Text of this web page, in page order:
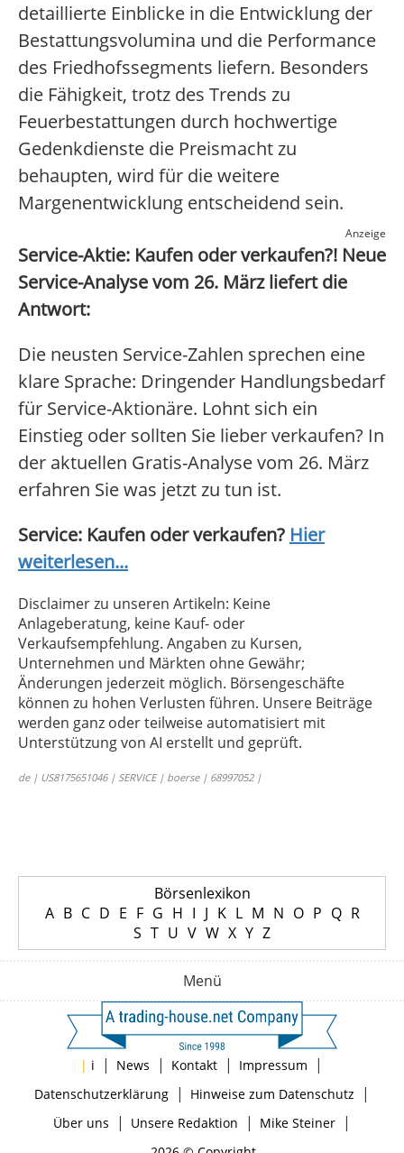
detaillierte Einblicke in die Entwicklung der
Bestattungsvolumina und die Performance
des Friedhofssegments liefern. Besonders
die Fähigkeit, trotz des Trends zu
Feuerbestattungen durch hochwertige
Gedenkdienste die Preismacht zu
behaupten, wird für die weitere
Margenentwicklung entscheidend sein.
Anzeige
Service-Aktie: Kaufen oder verkaufen?! Neue
Service-Analyse vom 26. März liefert die
Antwort:
Die neusten Service-Zahlen sprechen eine
klare Sprache: Dringender Handlungsbedarf
für Service-Aktionäre. Lohnt sich ein
Einstieg oder sollten Sie lieber verkaufen? In
der aktuellen Gratis-Analyse vom 26. März
erfahren Sie was jetzt zu tun ist.
Service: Kaufen oder verkaufen? Hier
weiterlesen...
Disclaimer zu unseren Artikeln: Keine
Anlageberatung, keine Kauf- oder
Verkaufsempfehlung. Angaben zu Kursen,
Unternehmen und Märkten ohne Gewähr;
Änderungen jederzeit möglich. Börsengeschäfte
können zu hohen Verlusten führen. Unsere Beiträge
werden ganz oder teilweise automatisiert mit
Unterstützung von AI erstellt und geprüft.
de | US8175651046 | SERVICE | boerse | 68997052 |
Börsenlexikon
A B C D E F G H I J K L M N O P Q R
S T U V W X Y Z
Menü
| i | News | Kontakt | Impressum |
Datenschutzerklärung| Hinweise zum Datenschutz |
Über uns | Unsere Redaktion | Mike Steiner|